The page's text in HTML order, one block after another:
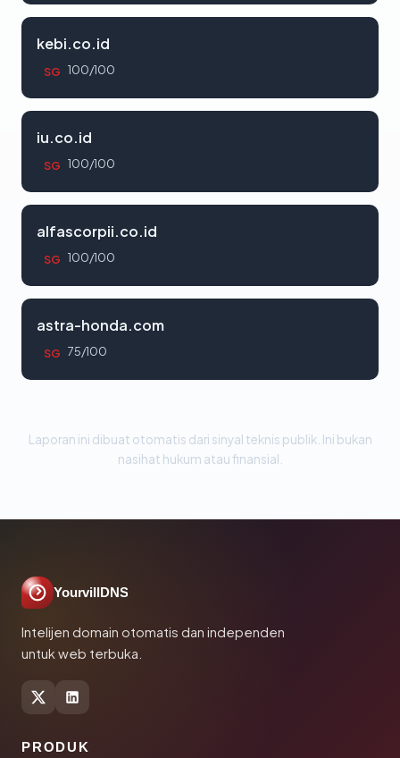
kebi.co.id
SG 100/100
iu.co.id
SG 100/100
alfascorpii.co.id
SG 100/100
astra-honda.com
SG 75/100
Laporan ini dibuat otomatis dari sinyal teknis publik. Ini bukan
nasihat hukum atau finansial.
YourvillDNS
Intelijen domain otomatis dan independen
untuk web terbuka.
PRODUK